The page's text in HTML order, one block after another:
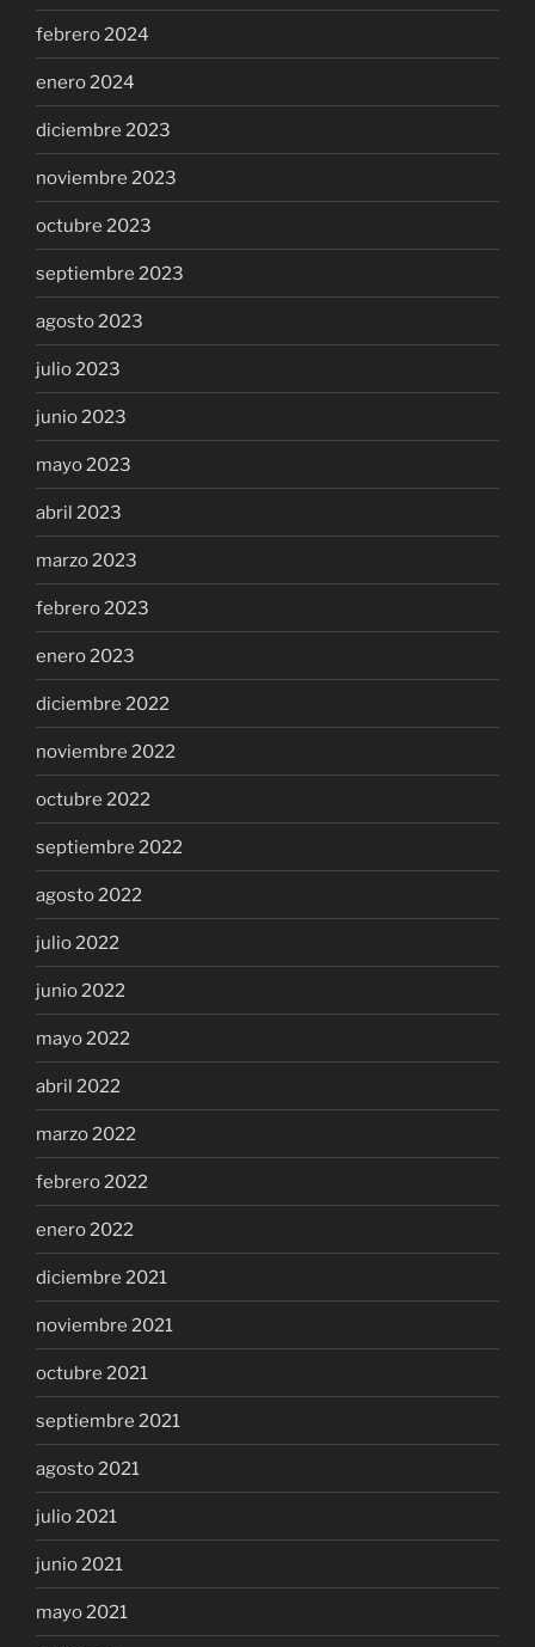
febrero 2024
enero 2024
diciembre 2023
noviembre 2023
octubre 2023
septiembre 2023
agosto 2023
julio 2023
junio 2023
mayo 2023
abril 2023
marzo 2023
febrero 2023
enero 2023
diciembre 2022
noviembre 2022
octubre 2022
septiembre 2022
agosto 2022
julio 2022
junio 2022
mayo 2022
abril 2022
marzo 2022
febrero 2022
enero 2022
diciembre 2021
noviembre 2021
octubre 2021
septiembre 2021
agosto 2021
julio 2021
junio 2021
mayo 2021